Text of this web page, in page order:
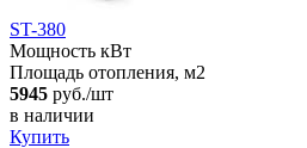
ST-380
Мощность кВт
Площадь отопления, м2
5945 руб./шт
в наличии
Купить